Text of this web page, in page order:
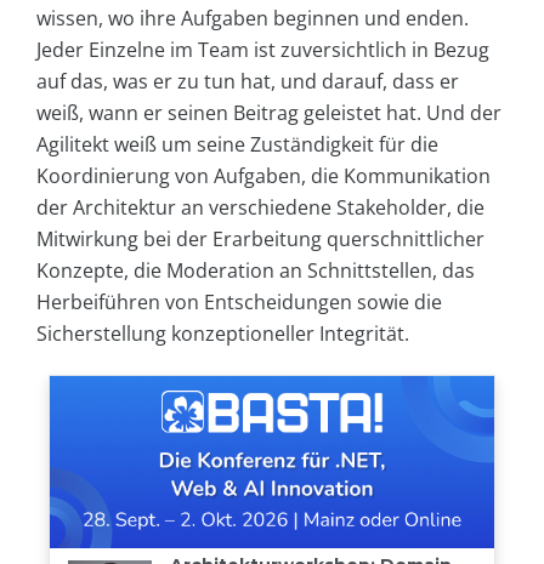
wissen, wo ihre Aufgaben beginnen und enden.
Jeder Einzelne im Team ist zuversichtlich in Bezug
auf das, was er zu tun hat, und darauf, dass er
weiß, wann er seinen Beitrag geleistet hat. Und der
Agilitekt weiß um seine Zuständigkeit für die
Koordinierung von Aufgaben, die Kommunikation
der Architektur an verschiedene Stakeholder, die
Mitwirkung bei der Erarbeitung querschnittlicher
Konzepte, die Moderation an Schnittstellen, das
Herbeiführen von Entscheidungen sowie die
Sicherstellung konzeptioneller Integrität.